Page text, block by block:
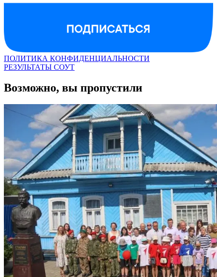
ПОЛИТИКА КОНФИДЕНЦИАЛЬНОСТИ
РЕЗУЛЬТАТЫ СОУТ
Возможно, вы пропустили